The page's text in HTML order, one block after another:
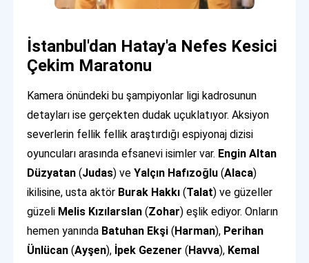
İstanbul'dan Hatay'a Nefes Kesici
Çekim Maratonu
Kamera önündeki bu şampiyonlar ligi kadrosunun
detayları ise gerçekten dudak uçuklatıyor. Aksiyon
severlerin fellik fellik araştırdığı espiyonaj dizisi
oyuncuları arasında efsanevi isimler var. Engin Altan
Düzyatan (Judas) veYalçın Hafızoğlu (Alaca)
ikilisine, usta aktör Burak Hakkı (Talat) ve güzeller
güzeli Melis Kızılarslan (Zohar) eşlik ediyor. Onların
hemen yanında Batuhan Ekşi (Harman), Perihan
Ünlücan (Ayşen), İpek Gezener (Havva), Kemal